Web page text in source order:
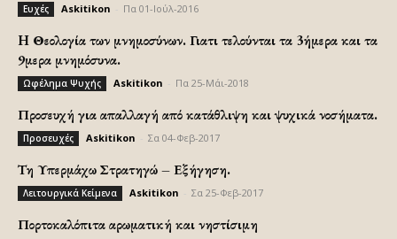
Ευχές Askitikon Πα 01-Ιούλ-2016
H Θεολογία των μνημοσύνων. Γιατι τελούνται τα 3ήμερα και τα
9μερα μνημόσυνα.
Ωφέλημα Ψυχής Askitikon Πα 25-Μάι-2018
Προσευχή για απαλλαγή από κατάθλιψη και ψυχικά νοσήματα.
Προσευχές Askitikon Σα 04-Φεβ-2017
Τη Υπερμάχω Στρατηγώ – Εξήγηση.
Λειτουργικά Κείμενα Askitikon Σα 25-Φεβ-2017
Πορτοκαλόπιτα αρωματική και νηστίσιμη